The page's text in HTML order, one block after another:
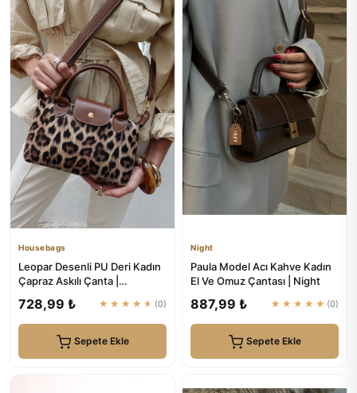
Housebags
Leopar Desenli PU Deri Kadın
Çapraz Askılı Çanta |
728,99 ₺ ★★★★★ (0)
Sepete Ekle
Night
Paula Model Acı Kahve Kadın
El Ve Omuz Çantası | Night
887,99 ₺ ★★★★★ (0)
Sepete Ekle